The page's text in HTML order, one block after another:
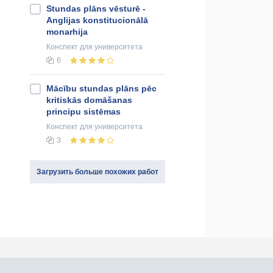
Stundas plāns vēsturē -
Anglijas konstitucionālā
monarhija
Конспект для университета
6
Mācību stundas plāns pēc
kritiskās domāšanas
principu sistēmas
Конспект для университета
3
Загрузить больше похожих работ